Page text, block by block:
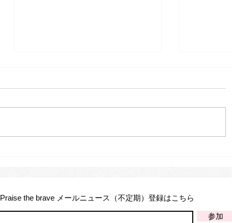
Praise the brave メールニュース（不定期）登録はこちら
参加